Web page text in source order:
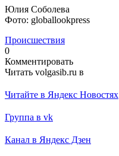
Юлия Соболева
Фото: globallookpress
Происшествия
0
Комментировать
Читать volgasib.ru в
Читайте в Яндекс Новостях
Группа в vk
Канал в Яндекс Дзен